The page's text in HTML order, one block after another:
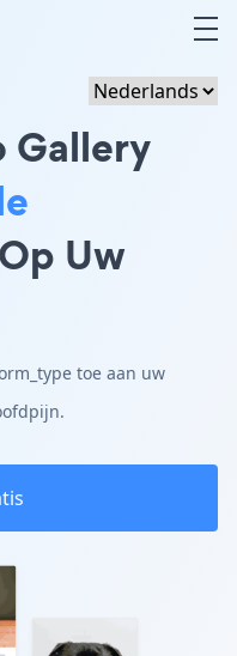
Gallery
Uw
toe aan uw